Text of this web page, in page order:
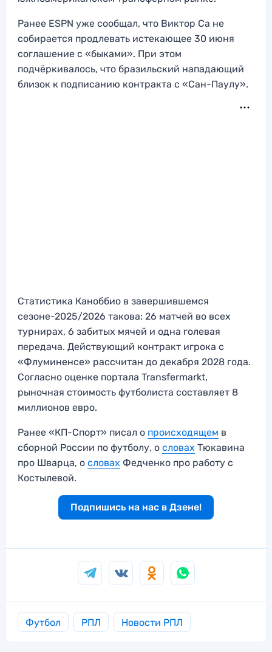
Ранее ESPN уже сообщал, что Виктор Са не
собирается продлевать истекающее 30 июня
соглашение с «быками». При этом
подчёркивалось, что бразильский нападающий
близок к подписанию контракта с «Сан-Паулу».
Статистика Каноббио в завершившемся
сезоне-2025/2026 такова: 26 матчей во всех
турнирах, 6 забитых мячей и одна голевая
передача. Действующий контракт игрока с
«Флуминенсе» рассчитан до декабря 2028 года.
Согласно оценке портала Transfermarkt,
рыночная стоимость футболиста составляет 8
миллионов евро.
Ранее «КП-Спорт» писал о происходящем в
сборной России по футболу, о словах Тюкавина
про Шварца, о словах Федченко про работу с
Костылевой.
Подпишись на нас в Дзене!
Футбол РПЛ Новости РПЛ